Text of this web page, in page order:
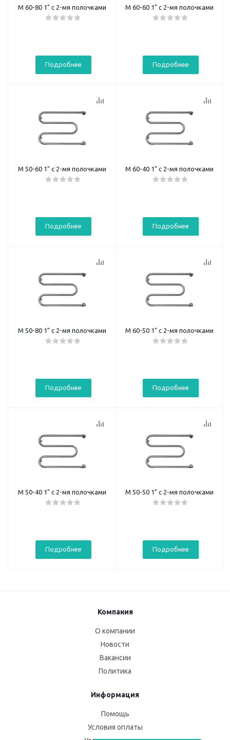
М 60-80 1" с 2-мя полочками
Подробнее
М 60-60 1" с 2-мя полочками
Подробнее
М 50-60 1" с 2-мя полочками
Подробнее
М 60-40 1" с 2-мя полочками
Подробнее
М 50-80 1" с 2-мя полочками
Подробнее
М 60-50 1" с 2-мя полочками
Подробнее
М 50-40 1" с 2-мя полочками
Подробнее
М 50-50 1" с 2-мя полочками
Подробнее
Компания
О компании
Новости
Вакансии
Политика
Информация
Помощь
Условия оплаты